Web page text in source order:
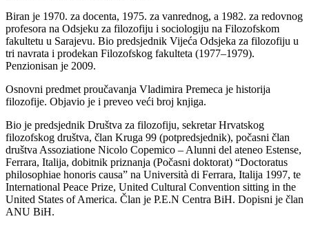
Biran je 1970. za docenta, 1975. za vanrednog, a 1982. za redovnog
profesora na Odsjeku za filozofiju i sociologiju na Filozofskom
fakultetu u Sarajevu. Bio predsjednik Vijeća Odsjeka za filozofiju u
tri navrata i prodekan Filozofskog fakulteta (1977–1979).
Penzionisan je 2009.
Osnovni predmet proučavanja Vladimira Premeca je historija
filozofije. Objavio je i preveo veći broj knjiga.
Bio je predsjednik Društva za filozofiju, sekretar Hrvatskog
filozofskog društva, član Kruga 99 (potpredsjednik), počasni član
društva Assoziatione Nicolo Copemico – Alunni del ateneo Estense,
Ferrara, Italija, dobitnik priznanja (Počasni doktorat) “Doctoratus
philosophiae honoris causa” na Università di Ferrara, Italija 1997, te
International Peace Prize, United Cultural Convention sitting in the
United States of America. Član je P.E.N Centra BiH. Dopisni je član
ANU BiH.